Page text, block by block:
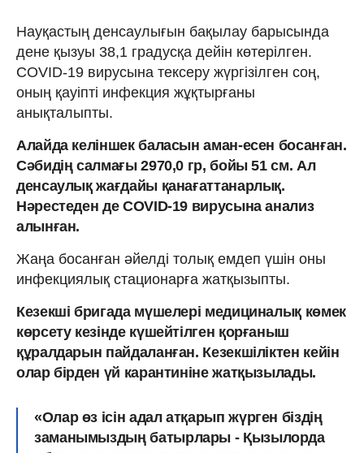
Науқастың денсаулығын бақылау барысында
дене қызуы 38,1 градусқа дейін көтерілген.
COVID-19 вирусына тексеру жүргізілген соң,
оның қауіпті инфекция жұқтырғаны
анықталыпты.
Алайда келіншек баласын аман-есен босанған.
Сәбидің салмағы 2970,0 гр, бойы 51 см. Ал
денсаулық жағдайы қанағаттанарлық.
Нәрестеден де COVID-19 вирусына анализ
алынған.
Жаңа босанған әйелді толық емдеп үшін оны
инфекциялық стационарға жатқызыпты.
Кезекші бригада мүшелері медициналық көмек
көрсету кезінде күшейтілген қорғаныш
құралдарын пайдаланған. Кезекшіліктен кейін
олар бірден үй карантиніне жатқызылады.
«Олар өз ісін адал атқарып жүрген біздің
заманымыздың батырлары - Қызылорда